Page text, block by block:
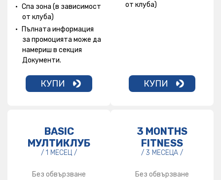
Спа зона (в зависимост
от клуба)
Пълната информация
за промоцията може да
намериш в секция
Документи.
КУПИ
от клуба)
КУПИ
BASIC
МУЛТИКЛУБ
/ 1 МЕСЕЦ /
Без обвързване
3 MONTHS
FITNESS
/ 3 МЕСЕЦА /
Без обвързване